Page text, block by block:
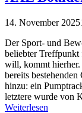
14. November 2025
Der Sport- und
beliebter
will, kommt
bereits
hinzu: ein
letztere wurde von
Weiterlesen